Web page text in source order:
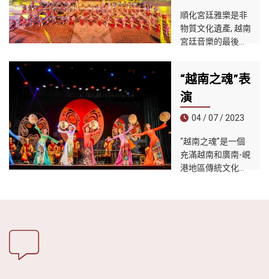
順化宮廷雅樂是非
物質文化遺產, 越南
宮廷音樂的最後遺
承繼了具有一千多
年曆史的越南音樂
的全部精華。
“越南之魂”表
演
04 / 07 / 2023
“越南之魂”是一個
充滿越南和廣南-峴
港地區傳統文化特